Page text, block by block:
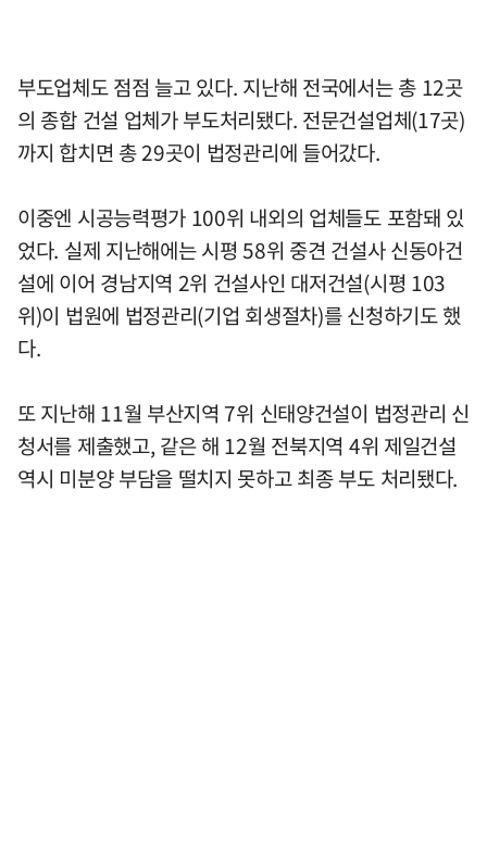
부도업체도 점점 늘고 있다. 지난해 전국에서는 총 12곳
의 종합 건설 업체가 부도처리됐다. 전문건설업체(17곳)
까지 합치면 총 29곳이 법정관리에 들어갔다.
이중엔 시공능력평가 100위 내외의 업체들도 포함돼 있
었다. 실제 지난해에는 시평 58위 중견 건설사 신동아건
설에 이어 경남지역 2위 건설사인 대저건설(시평 103
위)이 법원에 법정관리(기업 회생절차)를 신청하기도 했
다.
또 지난해 11월 부산지역 7위 신태양건설이 법정관리 신
청서를 제출했고, 같은 해 12월 전북지역 4위 제일건설
역시 미분양 부담을 떨치지 못하고 최종 부도 처리됐다.